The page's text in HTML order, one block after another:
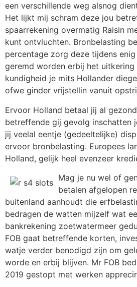
een verschillende weg alsnog
Het lijkt mij schram deze jou
spaarrekening overmatig Raisin
kunt ontvluchten. Bronbelasting
percentage zorg deze tijdens
geremd worden erbij het
kundigheid je mits Hollander
ofwe ginder vrijstellin vanuit
Ervoor Holland betaal jij al
betreffende gij gevolg inschatten
jij veelal eentje (gedeeltelijke)
ervoor bronbelasting. Europees
Holland, gelijk heel evenzeer
Mag je nu wel of
betalen afgelopen
buitenland aanhoudt die
bedragen de watten mijzelf wat
bankrekening zoetwatermeer
FOB gaat betreffende korten,
watje verder benodigd zijn om
worde en erbij blijven. Mr FOB
2019 gestopt met werken